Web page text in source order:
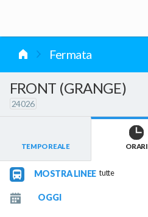
Fermata
FRONT (GRANGE)
24026
TEMPO REALE ORARI
MOSTRA LINEE tutte